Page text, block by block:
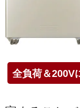
全負荷＆200V